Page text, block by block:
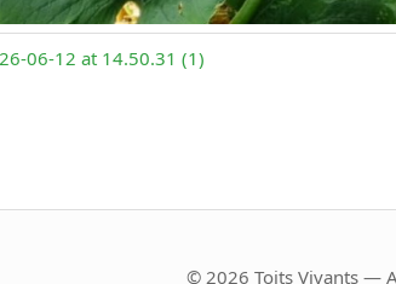
06-12 at 14.50.31 (1)
© 2026 Toits Vivants —